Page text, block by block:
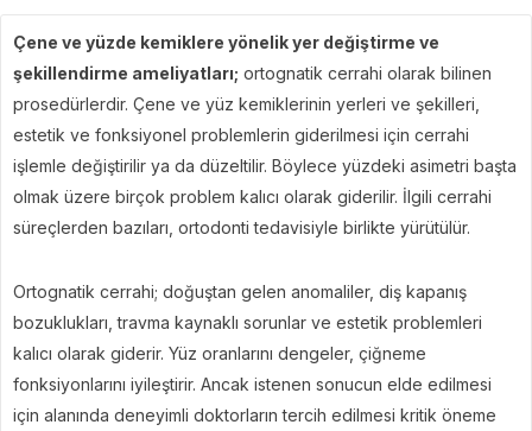
Çene ve yüzde kemiklere yönelik yer değiştirme ve
şekillendirme ameliyatları; ortognatik cerrahi olarak bilinen
prosedürlerdir. Çene ve yüz kemiklerinin yerleri ve şekilleri,
estetik ve fonksiyonel problemlerin giderilmesi için cerrahi
işlemle değiştirilir ya da düzeltilir. Böylece yüzdeki asimetri başta
olmak üzere birçok problem kalıcı olarak giderilir. İlgili cerrahi
süreçlerden bazıları, ortodonti tedavisiyle birlikte yürütülür.
Ortognatik cerrahi; doğuştan gelen anomaliler, diş kapanış
bozuklukları, travma kaynaklı sorunlar ve estetik problemleri
kalıcı olarak giderir. Yüz oranlarını dengeler, çiğneme
fonksiyonlarını iyileştirir. Ancak istenen sonucun elde edilmesi
için alanında deneyimli doktorların tercih edilmesi kritik öneme